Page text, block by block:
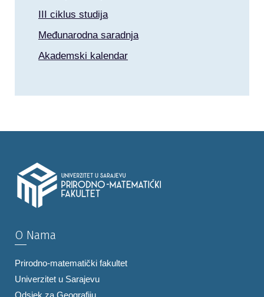
III ciklus studija
Međunarodna saradnja
Akademski kalendar
O Nama
Prirodno-matematički fakultet
Univerzitet u Sarajevu
Odsjek za Geografiju